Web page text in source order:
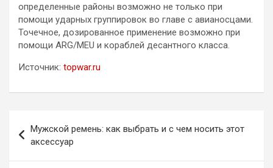
определенные районы возможно не только при
помощи ударных группировок во главе с авианосцами.
Точечное, дозированное применение возможно при
помощи ARG/MEU и кораблей десантного класса.
Источник: topwar.ru
по
записям
Мужской ремень: как выбрать и с чем носить этот
аксессуар